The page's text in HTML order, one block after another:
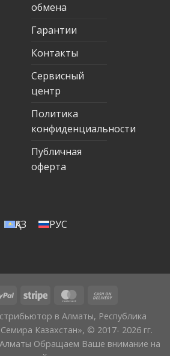
обмена
Гарантии
Контакты
Сервисный
центр
Политика
конфиденциальности
Публичная
оферта
ҚАЗ РУС
в Алматы, Республика
Казахстан», © 2017- 2026 гг.
Алматы Обращаем Ваше внимание на